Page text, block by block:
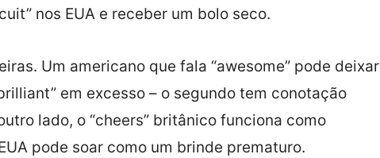
nos EUA e receber um bolo seco.
Um americano que fala “awesome” pode deixar
em excesso – o segundo tem conotação
lado, o “cheers” britânico funciona como
pode soar como um brinde prematuro.